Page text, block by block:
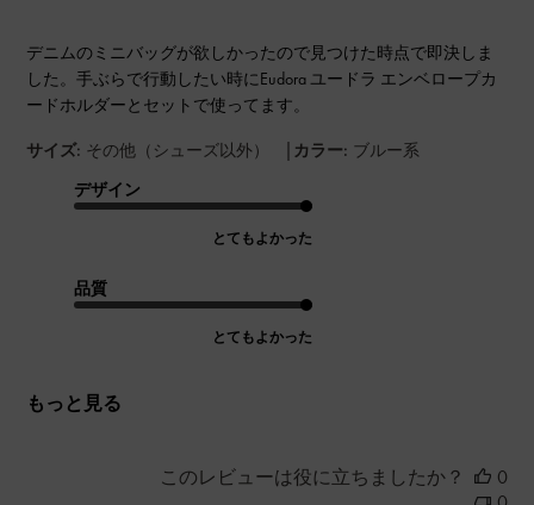
デニムのミニバッグが欲しかったので見つけた時点で即決しま
した。手ぶらで行動したい時にEudora ユードラ エンベロープカ
ードホルダーとセットで使ってます。
サイズ: その他（シューズ以外） | カラー: ブルー系
デザイン
とてもよかった
品質
とてもよかった
もっと見る
このレビューは役に立ちましたか？
0